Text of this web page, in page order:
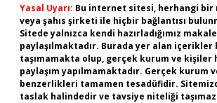
Yasal Uyarı: Bu internet sitesi, herhangi bir
veya şahıs şirketi ile hiçbir bağlantısı
Sitede yalnızca kendi hazırladığımız
paylaşılmaktadır. Burada yer alan
taşımamakta olup, gerçek kurum ve kişiler
paylaşım yapılmamaktadır. Gerçek kurum
benzerlikleri tamamen tesadüfidir.
taslak halindedir ve tavsiye niteliği